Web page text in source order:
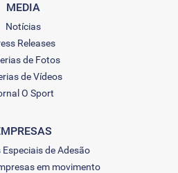
MEDIA
Notícias
Releases
de Fotos
de Vídeos
O Sport
de Adesão
em movimento